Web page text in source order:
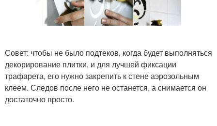
Совет: чтобы не было подтеков, когда будет выполняться
декорирование плитки, и для лучшей фиксации
трафарета, его нужно закрепить к стене аэрозольным
клеем. Следов после него не останется, а снимается он
достаточно просто.